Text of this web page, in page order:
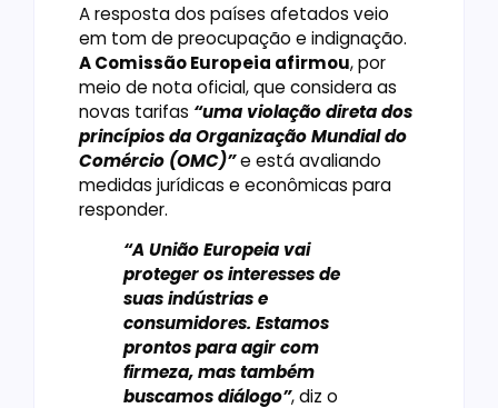
A resposta dos países afetados veio
em tom de preocupação e indignação.
A Comissão Europeia afirmou, por
meio de nota oficial, que considera as
novas tarifas “uma violação direta dos
princípios da Organização Mundial do
Comércio (OMC)”e está avaliando
medidas jurídicas e econômicas para
responder.
“A União Europeia vai
proteger os interesses de
suas indústrias e
consumidores. Estamos
prontos para agir com
firmeza, mas também
buscamos diálogo”, diz o